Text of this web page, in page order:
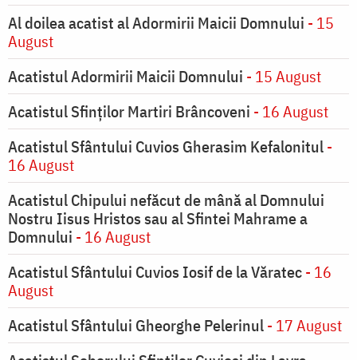
Al doilea acatist al Adormirii Maicii Domnului - 15
August
Acatistul Adormirii Maicii Domnului - 15 August
Acatistul Sfinților Martiri Brâncoveni - 16 August
Acatistul Sfântului Cuvios Gherasim Kefalonitul-
16 August
Acatistul Chipului nefăcut de mână al Domnului
Nostru Iisus Hristos sau al Sfintei Mahrame a
Domnului - 16 August
Acatistul Sfântului Cuvios Iosif de la Văratec- 16
August
Acatistul Sfântului Gheorghe Pelerinul- 17 August